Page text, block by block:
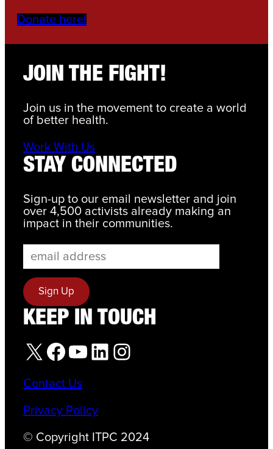
Donate here!
JOIN THE FIGHT!
Join us in the movement to create a world
of better health.
Work With Us
STAY CONNECTED
Sign-up to our email newsletter and join
over 4,500 activists already making an
impact in their communities.
KEEP IN TOUCH
X Facebook YouTube LinkedIn Instagram
Contact Us
Privacy Policy
© Copyright ITPC 2024